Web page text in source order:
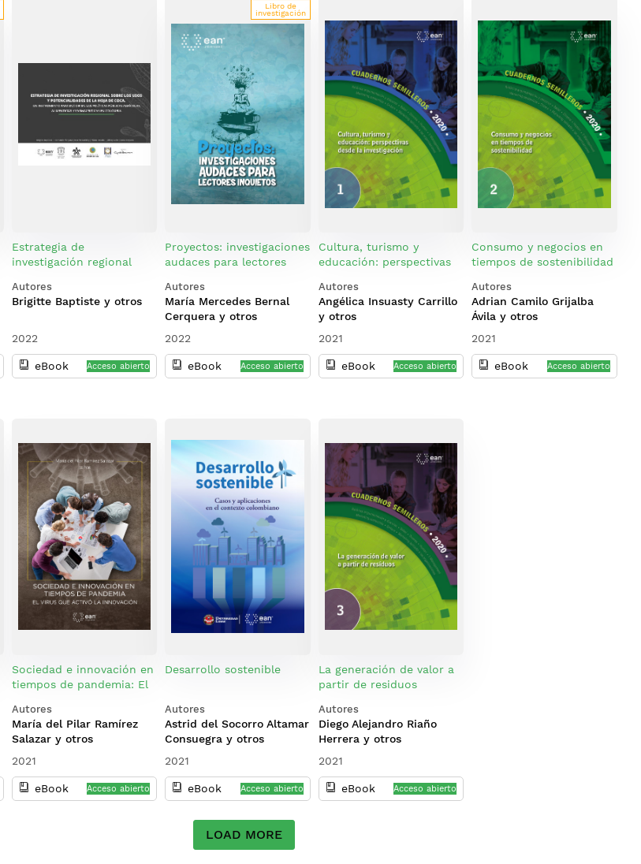
Estrategia de
investigación regional
potencialidades de la hoja
de coca: un instrumento
políticas públicas
agrícolas, alimenticias y
farmacéuticas en
Colombia
Autores
Brigitte Baptiste y otros
2022
eBook Acceso abierto
Libro de
investigación
Proyectos: investigaciones
audaces para lectores
Autores
María Mercedes Bernal
Cerquera y otros
2022
eBook Acceso abierto
Cultura, turismo y
educación: perspectivas
Autores
Angélica Insuasty Carrillo
y otros
2021
eBook Acceso abierto
Consumo y negocios en
tiempos de sostenibilidad
Autores
Adrian Camilo Grijalba
Ávila y otros
2021
eBook Acceso abierto
Sociedad e innovación en
tiempos de pandemia: El
innovación
Autores
María del Pilar Ramírez
Salazar y otros
2021
eBook Acceso abierto
Desarrollo sostenible
Autores
Astrid del Socorro Altamar
Consuegra y otros
2021
eBook Acceso abierto
La generación de valor a
partir de residuos
Autores
Diego Alejandro Riaño
Herrera y otros
2021
eBook Acceso abierto
LOAD MORE